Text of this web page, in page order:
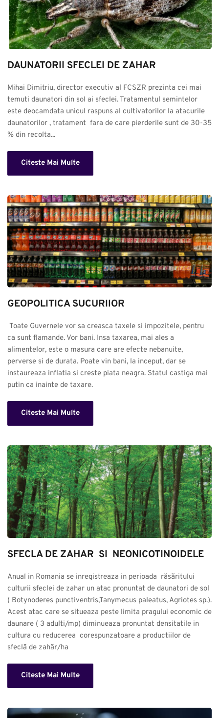
DAUNATORII SFECLEI DE ZAHAR
Mihai Dimitriu, director executiv al FCSZR prezinta cei mai
temuti daunatori din sol ai sfeclei. Tratamentul semintelor
este deocamdata unicul raspuns al cultivatorilor la atacurile
daunatorilor , tratament  fara de care pierderile sunt de 30-35
% din recolta...
Citeste Mai Multe
GEOPOLITICA SUCURIlOR
ca sunt flamande. Vor bani. Insa taxarea, mai ales a
alimentelor, este o masura care are efecte nebanuite,
perverse si de durata. Poate vin bani, la inceput, dar se
instaureaza inflatia si creste piata neagra. Statul castiga mai
putin ca inainte de taxare.
Citeste Mai Multe
SFECLA DE ZAHAR  SI  NEONICOTINOIDELE
Anual in Romania se inregistreaza in perioada  răsăritului
culturii sfeclei de zahar un atac pronuntat de daunatori de sol
( Botynoderes punctiventris,Tanymecus paleatus, Agriotes sp.).
Acest atac care se situeaza peste limita pragului economic de
daunare ( 3 adulti/mp) diminueaza pronuntat densitatile in
cultura cu reducerea  corespunzatoare a productiilor de
sfeclă de zahăr/ha
Citeste Mai Multe